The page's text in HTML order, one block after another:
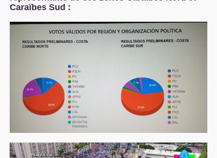
Caraïbes Sud :